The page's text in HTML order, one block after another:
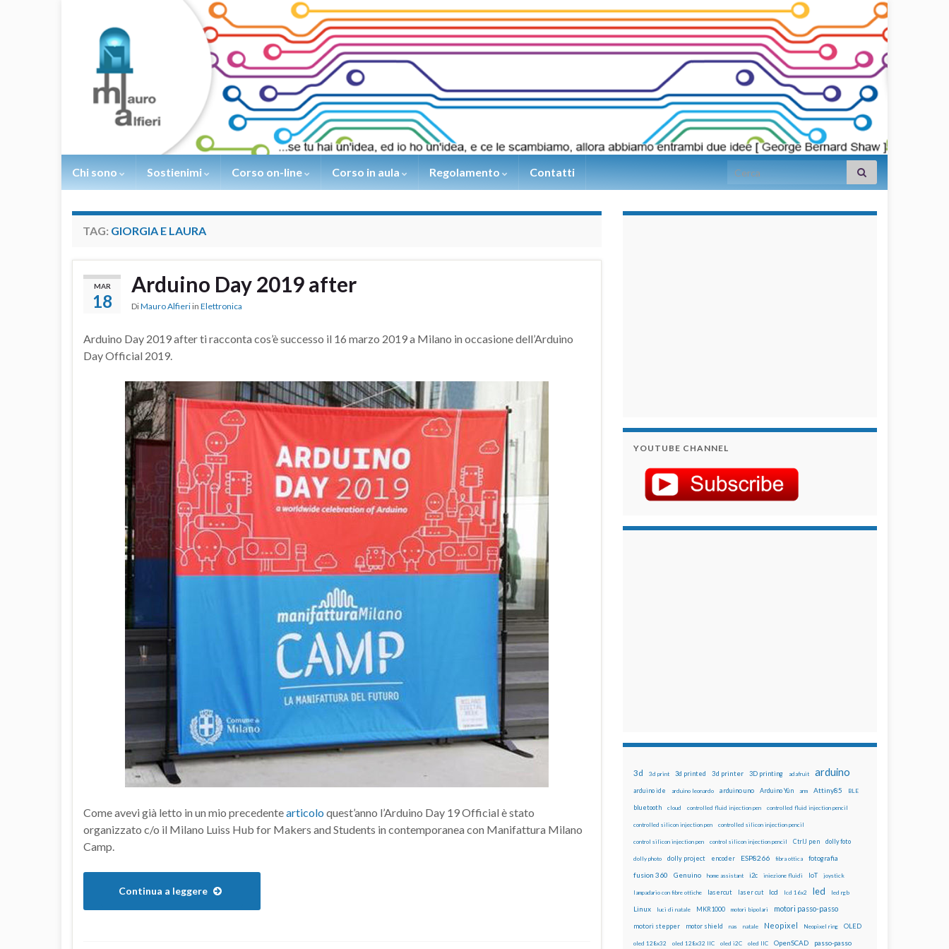
Chi sono Sostienimi Corso on-line Corso in aula Regolamento Contatti Search for:
TAG: GIORGIA E LAURA
MAR
18
Arduino Day 2019 after
DiMauro Alfieri in Elettronica
Arduino Day 2019 after ti racconta cos’è successo il 16 marzo 2019 a Milano in occasione dell’Arduino
Day Official 2019.
Come avevi già letto in un mio precedentearticolo quest’anno l’Arduino Day 19 Official è stato
organizzato c/o il Milano Luiss Hub for Makers and Students in contemporanea con Manifattura Milano
Camp.
Continua a leggere
YOUTUBE CHANNEL
3d 3d print 3d printed 3d printer 3D printing adafruit arduino
arduino ide arduino leonardo arduino uno Arduino Yún arm Attiny85 BLE
bluetooth cloud controlled fluid injection pen controlled fluid injection pencil
controlled silicon injection pen controlled silicon injection pencil
control silicon injection pen control silicon injection pencil CtrlJ pen dolly foto
dolly photo dolly project encoder ESP8266 fibra ottica fotografia
fusion 360 Genuino home assistant i2c iniezione fluidi IoT joystick
lampadario con fibre ottiche lasercut laser cut lcd lcd 16x2 led led rgb
Linux luci di natale MKR1000 motori bipolari motori passo-passo
motori stepper motor shield nas natale Neopixel Neopixel ring OLED
oled 128x32 oled 128x32 IIC oled i2C oled IIC OpenSCAD passo-passo